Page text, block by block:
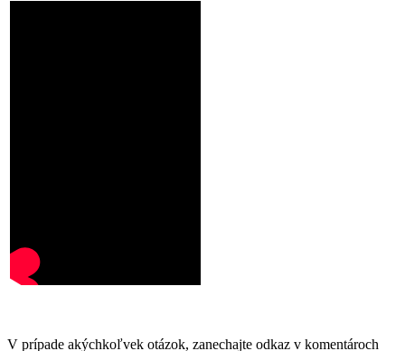
V prípade akýchkoľvek otázok, zanechajte odkaz v komentároch